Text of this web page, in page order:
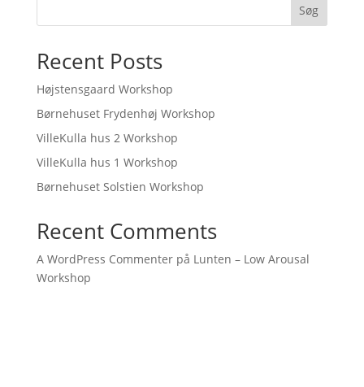
Søg
Recent Posts
Højstensgaard Workshop
Børnehuset Frydenhøj Workshop
VilleKulla hus 2 Workshop
VilleKulla hus 1 Workshop
Børnehuset Solstien Workshop
Recent Comments
A WordPress Commenterpå Lunten – Low Arousal
Workshop